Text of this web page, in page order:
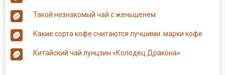
Такой незнакомый чай с женьшенем
Какие сорта кофе считаются лучшими: марки кофе
Китайский чай лунцзин «Колодец Дракона»